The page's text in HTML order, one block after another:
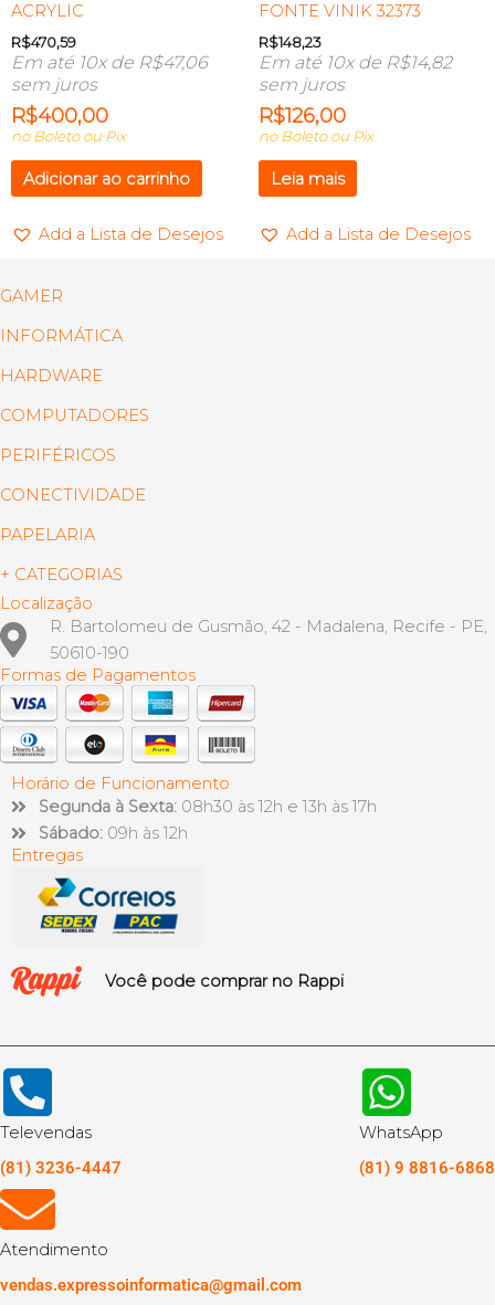
ACRYLIC
R$470,59
Em até 10x de R$47,06
sem juros
R$400,00
no Boleto ou Pix
Adicionar ao carrinho
Add a Lista de Desejos
FONTE VINIK 32373
R$148,23
Em até 10x de R$14,82
sem juros
R$126,00
no Boleto ou Pix
Leia mais
Add a Lista de Desejos
GAMER
INFORMÁTICA
HARDWARE
COMPUTADORES
PERIFÉRICOS
CONECTIVIDADE
PAPELARIA
+ CATEGORIAS
Localização
R. Bartolomeu de Gusmão, 42 - Madalena, Recife - PE,
50610-190
Formas de Pagamentos
Horário de Funcionamento
Segunda à Sexta: 08h30 às 12h e 13h às 17h
Sábado: 09h às 12h
Entregas
Você pode comprar no Rappi
Televendas
(81) 3236-4447
WhatsApp
(81) 9 8816-6868
Atendimento
vendas.expressoinformatica@gmail.com